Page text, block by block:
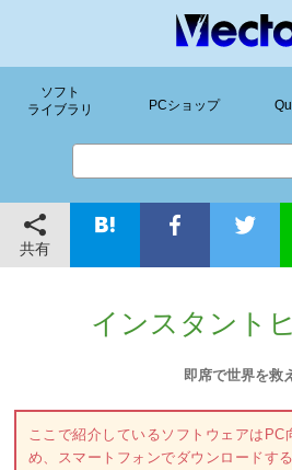
ソフト
ライブラリ
PCショップ
共有
インスタント
即席で世界を救
ここで紹介しているソフトウェアはPC
め、スマートフォンでダウンロードす